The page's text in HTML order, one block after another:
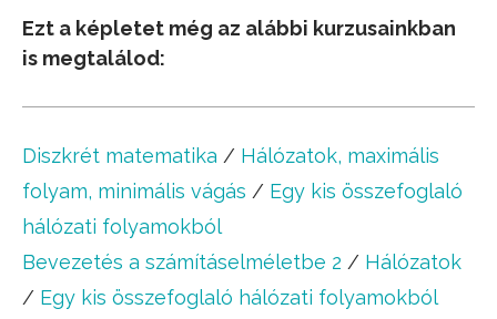
Ezt a képletet még az alábbi kurzusainkban
is megtalálod:
Diszkrét matematika / Hálózatok, maximális
folyam, minimális vágás / Egy kis összefoglaló
hálózati folyamokból
Bevezetés a számításelméletbe 2 / Hálózatok
/ Egy kis összefoglaló hálózati folyamokból